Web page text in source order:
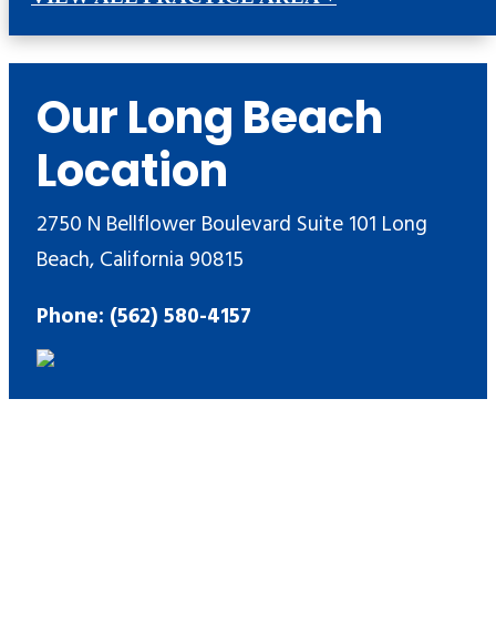
Our Long Beach
Location
2750 N Bellflower Boulevard Suite 101 Long
Beach, California 90815
Phone: (562) 580-4157